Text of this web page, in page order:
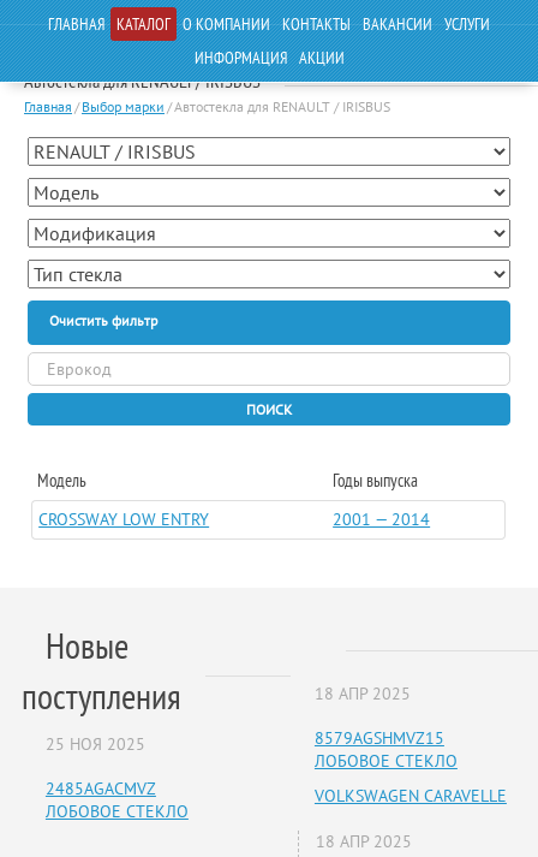
ГЛАВНАЯ КАТАЛОГ О КОМПАНИИ КОНТАКТЫ ВАКАНСИИ УСЛУГИ
ИНФОРМАЦИЯ АКЦИИ
Автостекла для RENAULT / IRISBUS
Главная / Выбор марки /Автостекла для RENAULT / IRISBUS
Очистить фильтр
ПОИСК
Модель Годы выпуска
CROSSWAY LOW ENTRY 2001 — 2014
Новые
поступления
25 НОЯ 2025
2485AGACMVZ
ЛОБОВОЕ СТЕКЛО
18 АПР 2025
8579AGSHMVZ15
ЛОБОВОЕ СТЕКЛО
VOLKSWAGEN CARAVELLE
18 АПР 2025